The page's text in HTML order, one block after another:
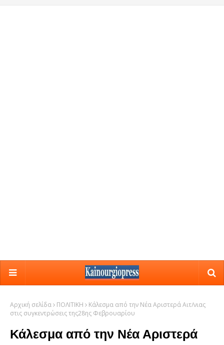
Αρχική σελίδα ΠΟΛΙΤΙΚΗ
Κάλεσμα από την Νέα Αριστερά Αιτ/νιας
στις συγκεντρώσεις της28ης Φεβρουαρίου
Κάλεσμα από την Νέα Αριστερά